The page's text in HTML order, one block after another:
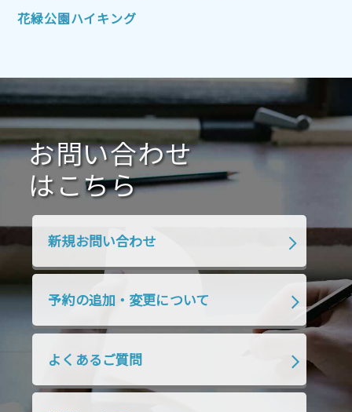
2021年10月 2021年9月
2021年1月 2020年12月 2020年11月
2020年10月 2020年9月 2020年8月
2020年7月 2020年6月 2020年5月
2020年4月 2020年3月 2020年2月
2019年10月 2019年9月
2018年7月 2018年6月
2018年4月 2018年3月 2018年2月
花緑公園ハイキング
お問い合わせ
はこちら
新規お問い合わせ
予約の追加・変更について
よくあるご質問